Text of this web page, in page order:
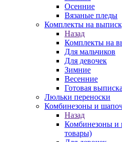
Осенние
Вязаные пледы
Комплекты на
Назад
Комплекты на
Для мальчиков
Для девочек
Зимние
Весенние
Готовая выписка
Люльки переноски
Комбинезоны и
Назад
Комбинезоны и
товары)